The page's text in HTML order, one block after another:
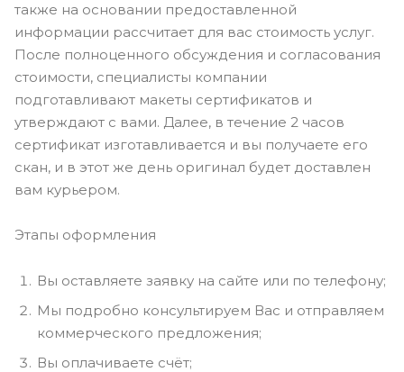
также на основании предоставленной
информации рассчитает для вас стоимость услуг.
После полноценного обсуждения и согласования
стоимости, специалисты компании
подготавливают макеты сертификатов и
утверждают с вами. Далее, в течение 2 часов
сертификат изготавливается и вы получаете его
скан, и в этот же день оригинал будет доставлен
вам курьером.
Этапы оформления
Вы оставляете заявку на сайте или по телефону;
Мы подробно консультируем Вас и отправляем
коммерческого предложения;
Вы оплачиваете счёт;